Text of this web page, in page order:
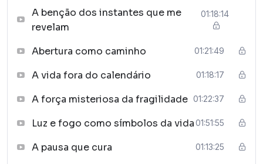
A benção dos instantes que me
revelam
01:18:14
Abertura como caminho 01:21:49
A vida fora do calendário 01:18:17
A força misteriosa da fragilidade 01:22:37
Luz e fogo como símbolos da vida01:51:55
A pausa que cura 01:13:25